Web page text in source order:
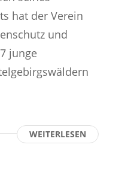
hat der Verein
und
junge
WEITERLESEN